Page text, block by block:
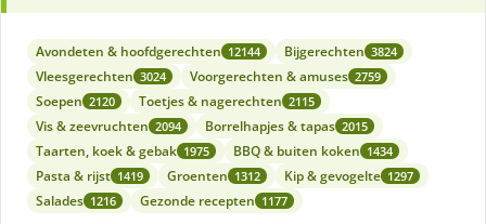
Avondeten & hoofdgerechten 12144 Bijgerechten 3824
Vleesgerechten 3024 Voorgerechten & amuses 2759
Soepen 2120 Toetjes & nagerechten 2115
Vis & zeevruchten 2094 Borrelhapjes & tapas 2015
Taarten, koek & gebak 1975 BBQ & buiten koken 1434
Pasta & rijst 1419 Groenten 1312 Kip & gevogelte 1297
Salades 1216 Gezonde recepten 1177